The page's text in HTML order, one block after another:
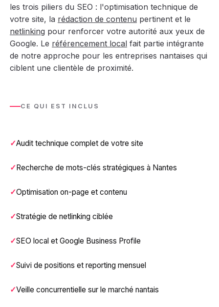
les trois piliers du SEO : l'optimisation technique de
votre site, la rédaction de contenu pertinent et le
netlinking pour renforcer votre autorité aux yeux de
Google. Le référencement local fait partie intégrante
de notre approche pour les entreprises nantaises qui
ciblent une clientèle de proximité.
CE QUI EST INCLUS
Audit technique complet de votre site
Recherche de mots-clés stratégiques à Nantes
Optimisation on-page et contenu
Stratégie de netlinking ciblée
SEO local et Google Business Profile
Suivi de positions et reporting mensuel
Veille concurrentielle sur le marché nantais